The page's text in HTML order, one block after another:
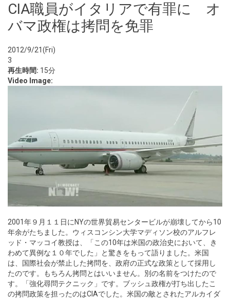
CIA職員がイタリアで有罪に オ
バマ政権は拷問を免罪
2012/9/21(Fri)
3
再生時間: 15分
Video Image:
2001年９月１１日にNYの世界貿易センタービルが崩壊してから10
年余がたちました。ウィスコンシン大学マディソン校のアルフレ
ッド・マッコイ教授は、「この10年は米国の政治史において、き
わめて異例な１０年でした」と驚きをもって語りました。米国
は、国際社会が禁止した拷問を、政府の正式な政策として採用し
たのです。もちろん拷問とはいいません。別の名前をつけたので
す。「強化尋問テクニック」です。ブッシュ政権が打ち出したこ
の拷問政策を担ったのはCIAでした。米国の敵とされたアルカイダ